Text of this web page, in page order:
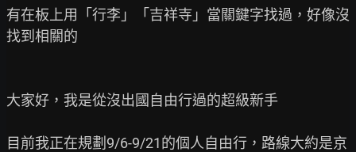
有在板上用「行李」「吉祥寺」當關鍵字找過，好像沒
找到相關的
大家好，我是從沒出國自由行過的超級新手
目前我正在規劃9/6-9/21的個人自由行，路線大約是京